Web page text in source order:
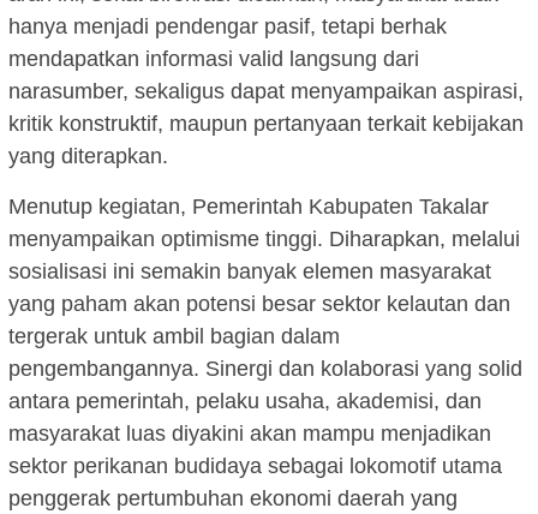
hanya menjadi pendengar pasif, tetapi berhak
mendapatkan informasi valid langsung dari
narasumber, sekaligus dapat menyampaikan aspirasi,
kritik konstruktif, maupun pertanyaan terkait kebijakan
yang diterapkan.
Menutup kegiatan, Pemerintah Kabupaten Takalar
menyampaikan optimisme tinggi. Diharapkan, melalui
sosialisasi ini semakin banyak elemen masyarakat
yang paham akan potensi besar sektor kelautan dan
tergerak untuk ambil bagian dalam
pengembangannya. Sinergi dan kolaborasi yang solid
antara pemerintah, pelaku usaha, akademisi, dan
masyarakat luas diyakini akan mampu menjadikan
sektor perikanan budidaya sebagai lokomotif utama
penggerak pertumbuhan ekonomi daerah yang